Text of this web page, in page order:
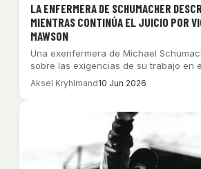
LA ENFERMERA DE SCHUMACHER
MIENTRAS CONTINÚA EL JUICIO POR
MAWSON
Una exenfermera de Michael
sobre las exigencias de su trabajo en
Aksel Kryhlmand10 Jun 2026